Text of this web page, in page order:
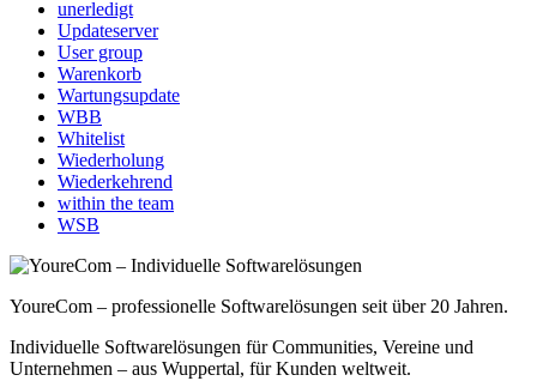
unerledigt
Updateserver
User group
Warenkorb
Wartungsupdate
WBB
Whitelist
Wiederholung
Wiederkehrend
within the team
WSB
YoureCom – professionelle Softwarelösungen seit über 20 Jahren.
Individuelle Softwarelösungen für Communities, Vereine und
Unternehmen – aus Wuppertal, für Kunden weltweit.